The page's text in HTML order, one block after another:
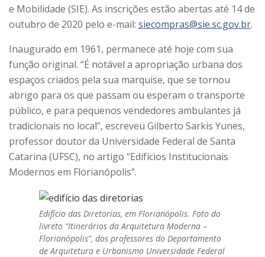
e Mobilidade (SIE). As inscrições estão abertas até 14 de
outubro de 2020 pelo e-mail: siecompras@sie.sc.gov.br.
Inaugurado em 1961, permanece até hoje com sua
função original. “É notável a apropriação urbana dos
espaços criados pela sua marquise, que se tornou
abrigo para os que passam ou esperam o transporte
público, e para pequenos vendedores ambulantes já
tradicionais no local”, escreveu Gilberto Sarkis Yunes,
professor doutor da Universidade Federal de Santa
Catarina (UFSC), no artigo “Edifícios Institucionais
Modernos em Florianópolis”.
Edifício das Diretorias, em Florianópolis. Foto do
livreto “Itinerários da Arquitetura Moderna –
Florianópolis”, dos professores do Departamento
de Arquitetura e Urbanismo Universidade Federal